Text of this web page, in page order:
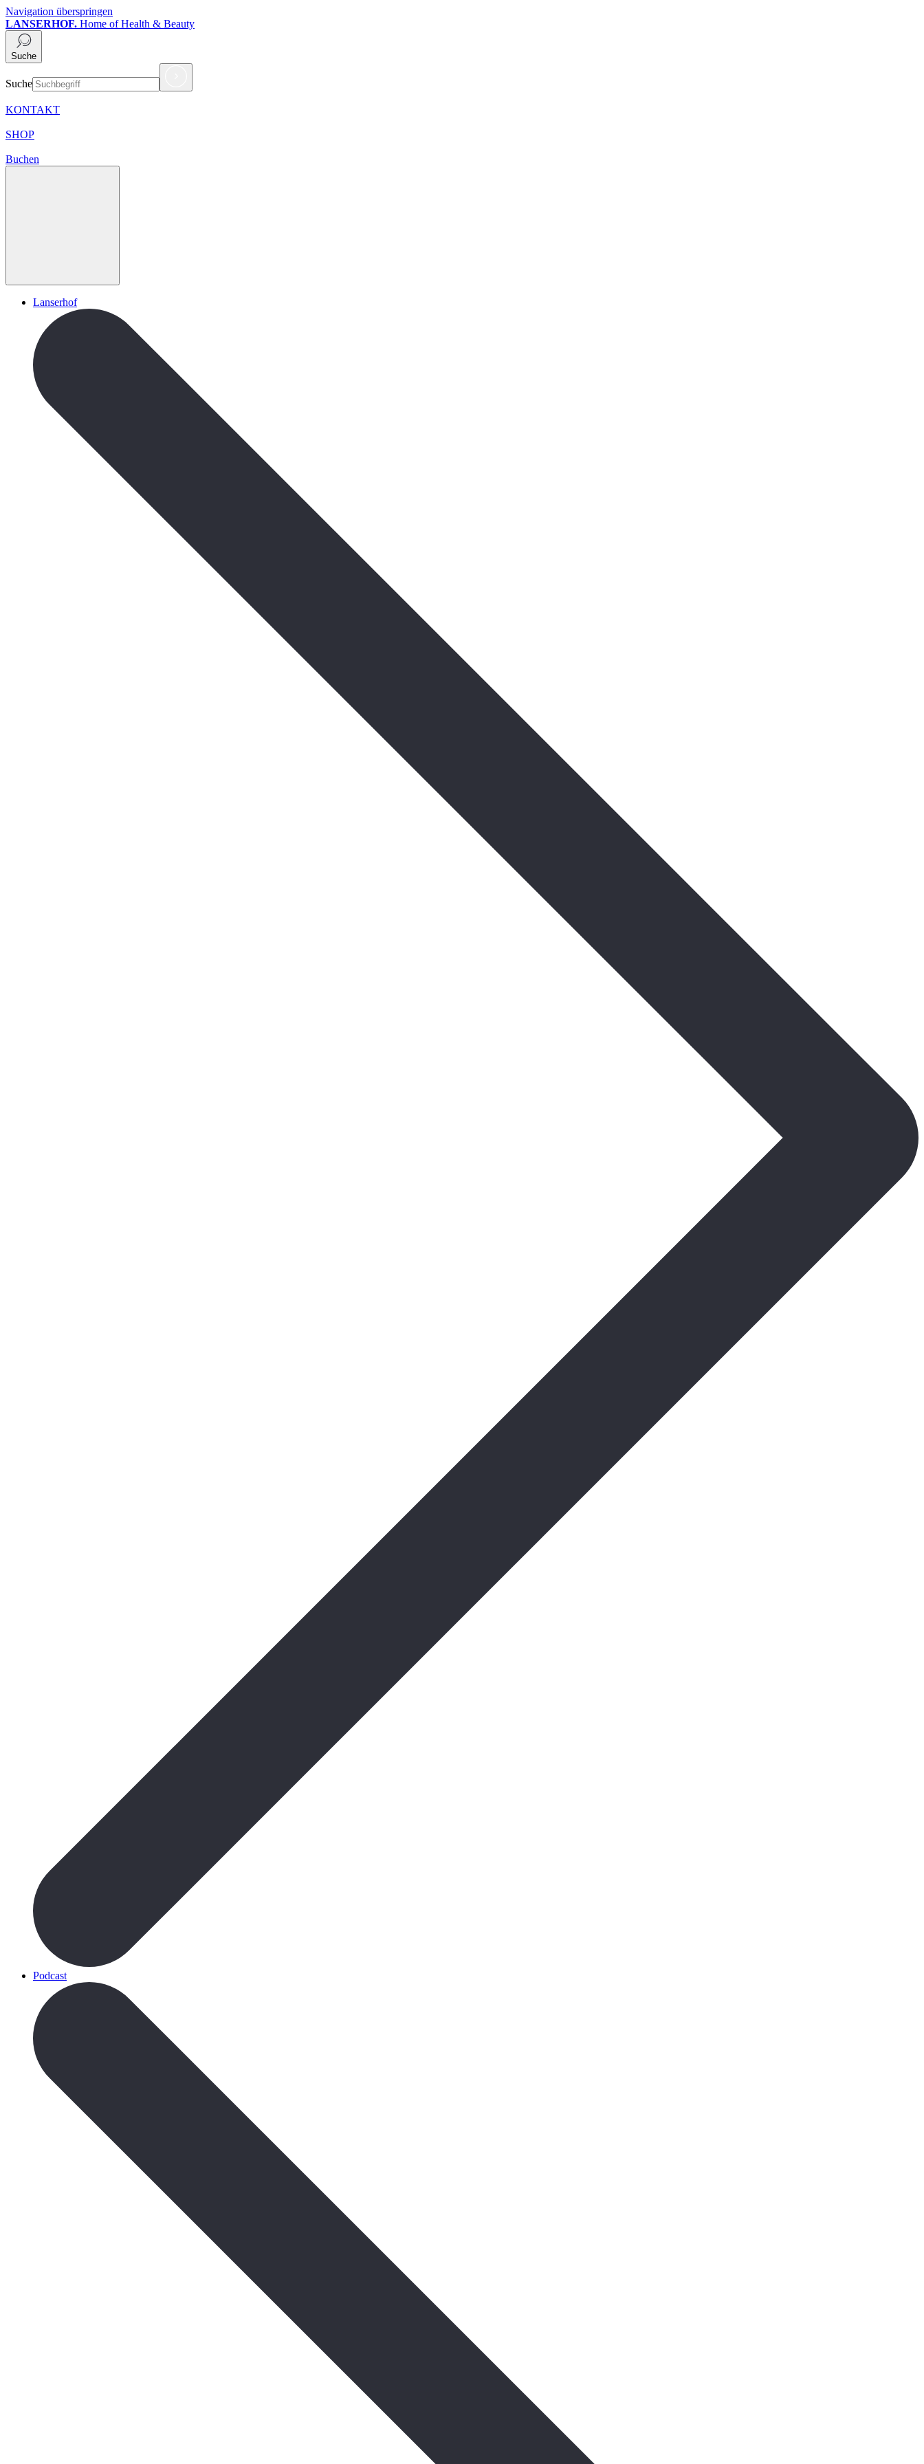
Navigation überspringen
LANSERHOF. Home of Health & Beauty
Suche
Suche
KONTAKT
SHOP
Buchen
Lanserhof
Podcast